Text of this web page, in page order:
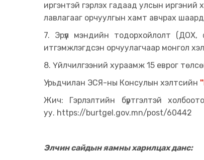
иргэнтэй гэрлэх гадаад улсын иргэний
лавлагааг орчуулгын хамт авчрах
7. Эрүүл мэндийн тодорхойлолт (ДОХ,
итгэмжлэгдсэн орчуулагчаар монгол хэл
8. Үйлчилгээний хураамж 15 еврог
Урьдчилан ЭСЯ-ны Консулын хэлтсийн
Жич: Гэрлэлтийн бүртгэлтэй
уу. https://burtgel.gov.mn/post/60442
Элчин сайдын яамны харилцах данс: